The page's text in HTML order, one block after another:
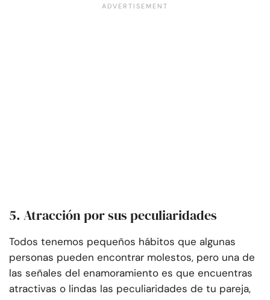
5. Atracción por sus peculiaridades
Todos tenemos pequeños hábitos que algunas
personas pueden encontrar molestos, pero una de
las señales del enamoramiento es que encuentras
atractivas o lindas las peculiaridades de tu pareja,